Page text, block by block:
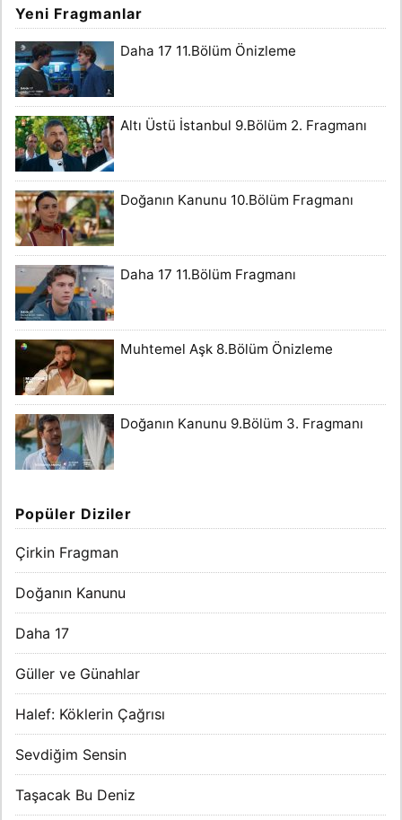
Yeni Fragmanlar
Daha 17 11.Bölüm Önizleme
Altı Üstü İstanbul 9.Bölüm 2. Fragmanı
Doğanın Kanunu 10.Bölüm Fragmanı
Daha 17 11.Bölüm Fragmanı
Muhtemel Aşk 8.Bölüm Önizleme
Doğanın Kanunu 9.Bölüm 3. Fragmanı
Popüler Diziler
Çirkin Fragman
Doğanın Kanunu
Daha 17
Güller ve Günahlar
Halef: Köklerin Çağrısı
Sevdiğim Sensin
Taşacak Bu Deniz